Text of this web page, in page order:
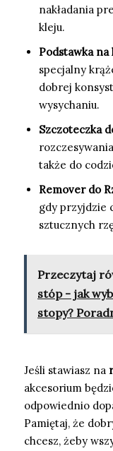
nakładania
kleju.
Podstawka na
specjalny
dobrej
wysychaniu.
Szczoteczka
także do
Remover do
gdy przyjdzie
sztucznych
Przeczytaj
stóp - jak
stopy?
Jeśli stawiasz na
akcesorium
odpowiednio
Pamiętaj, że
chcesz, żeby